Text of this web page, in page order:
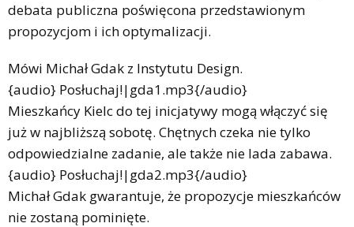
debata publiczna poświęcona przedstawionym
propozycjom i ich optymalizacji.
Mówi Michał Gdak z Instytutu Design.
{audio} Posłuchaj!|gda1.mp3{/audio}
Mieszkańcy Kielc do tej inicjatywy mogą włączyć się
już w najbliższą sobotę. Chętnych czeka nie tylko
odpowiedzialne zadanie, ale także nie lada zabawa.
{audio} Posłuchaj!|gda2.mp3{/audio}
Michał Gdak gwarantuje, że propozycje mieszkańców
nie zostaną pominięte.